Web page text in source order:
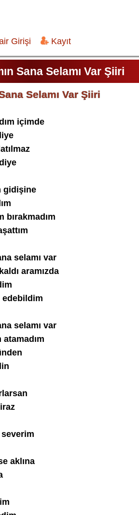
Girişi Kayıt
Sana Selamı Var Şiiri
Selamı Var Şiiri
içimde
gidişine
bırakmadım
selamı var
aramızda
edebildim
selamı var
severim
aklına